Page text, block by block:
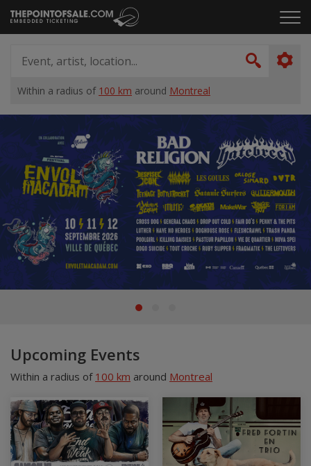
Skip
to
Click
the
artist,
Search
Within a radius of 100 km around Montreal
Upcoming Events
Within a radius of 100 km around Montreal